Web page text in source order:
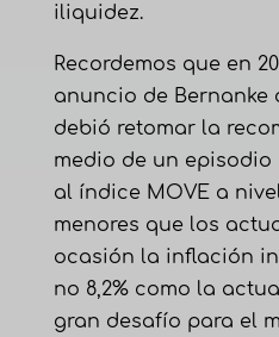
iliquidez.
Recordemos que en
anuncio de Bernanke
debió retomar la
medio de un episodio
al índice MOVE a
menores que los
ocasión la inflación
no 8,2% como la
gran desafío para el